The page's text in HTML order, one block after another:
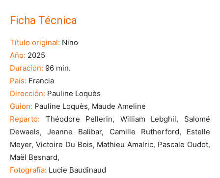
Ficha Técnica
Título original: Nino
Año: 2025
Duración: 96 min.
País: Francia
Dirección: Pauline Loquès
Guion: Pauline Loquès, Maude Ameline
Reparto: Théodore Pellerin, William Lebghil, Salomé
Dewaels, Jeanne Balibar, Camille Rutherford, Estelle
Meyer, Victoire Du Bois, Mathieu Amalric, Pascale Oudot,
Maël Besnard,
Fotografía: Lucie Baudinaud